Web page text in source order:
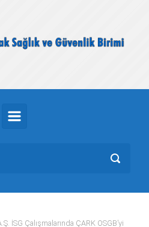
İSG Çalışmalarında ÇARK OSGB’yi